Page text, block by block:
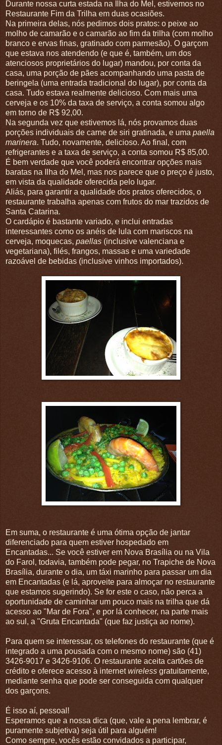
Durante nossa curta estada na Ilha do Mel, estivemos no
Restaurante Fim da Trilha em duas ocasiões.
Na primeira delas, nós pedimos dois pratos: o peixe ao
molho de camarão e o camarão ao fim da trilha (com molho
branco e ervas finas, gratinado com parmesão). O garçom
que estava nos atendendo (e que é, também, um dos
atenciosos proprietários do lugar) mandou, por conta da
casa, uma porção de pães acompanhando uma pasta de
beringela (uma entrada tradicional do lugar), por conta da
casa. Tudo estava realmente delicioso. Com mais uma
cerveja e os 10% da taxa de serviço, a conta somou algo
em torno de R$ 92,00.
Na segunda vez que estivemos lá, nós provamos duas
porções individuais de carne de siri gratinada, e uma paella
marinera. Tudo, novamente, delicioso. Ao final, com
refrigerantes e a taxa de serviço, a conta somou R$ 85,00.
É bem verdade que você poderá encontrar opções mais
baratas na Ilha do Mel, mas nos parece que o preço é justo,
em vista da qualidade oferecida pelo lugar.
Aliás, para garantir a qualidade dos pratos oferecidos, o
restaurante trabalha apenas com frutos do mar trazidos de
Santa Catarina.
O cardápio é bastante variado, e inclui entradas
interessantes como os anéis de lula com mariscos na
cerveja, moquecas, paellas (inclusive valenciana e
vegetariana), filés, frangos, massas e uma variedade
razoável de bebidas (inclusive vinhos importados).
Em suma, o restaurante é uma ótima opção de jantar
diferenciado para quem estiver hospedado em
Encantadas... Se você estiver em Nova Brasília ou na Vila
do Farol, todavia, também pode pegar, no Trapiche de Nova
Brasília, durante o dia, um táxi marinho para passar um dia
em Encantadas (e lá, aproveite para almoçar no restaurante
que estamos sugerindo). Se for este o caso, não perca a
oportunidade de caminhar um pouco mais na trilha que dá
acesso ao "Mar de Fora", e por lá conhecer, na parte mais
ao sul, a "Gruta Encantada" (que faz justiça ao nome).
Para quem se interessar, os telefones do restaurante (que é
integrado a uma pousada com o mesmo nome) são (41)
3426-9017 e 3426-9106. O restaurante aceita cartões de
crédito e oferece acesso à internetwireless gratuitamente,
mediante senha que pode ser conseguida com qualquer
dos garçons.
É isso aí, pessoal!
Esperamos que a nossa dica (que, vale a pena lembrar, é
puramente subjetiva) seja útil para alguém!
Como sempre, vocês estão convidados a participar,